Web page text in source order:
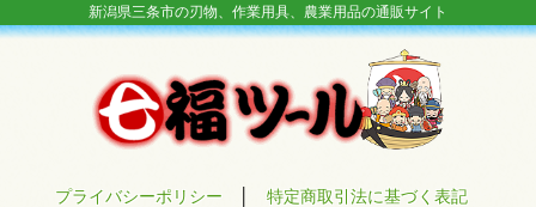
新潟県三条市の刃物、作業用具、農業用品の通販サイト
プライバシーポリシー │特定商取引法に基づく表記